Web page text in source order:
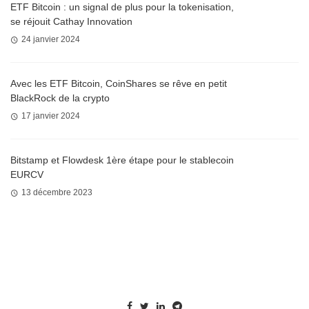
ETF Bitcoin : un signal de plus pour la tokenisation,
se réjouit Cathay Innovation
24 janvier 2024
Avec les ETF Bitcoin, CoinShares se rêve en petit
BlackRock de la crypto
17 janvier 2024
Bitstamp et Flowdesk 1ère étape pour le stablecoin
EURCV
13 décembre 2023